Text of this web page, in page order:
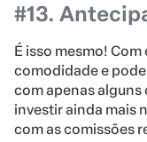
#13.
É isso mesmo!
comodidade e
com apenas alguns
investir ainda mais
com as comissões